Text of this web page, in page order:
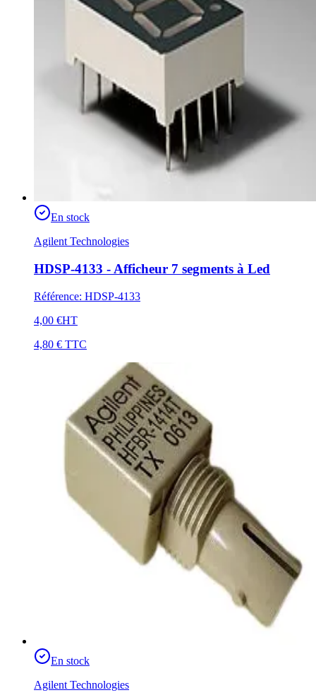
En stock
Agilent Technologies
HDSP-4133 - Afficheur 7 segments à Led
Référence: HDSP-4133
4,00 €HT
4,80 € TTC
En stock
Agilent Technologies